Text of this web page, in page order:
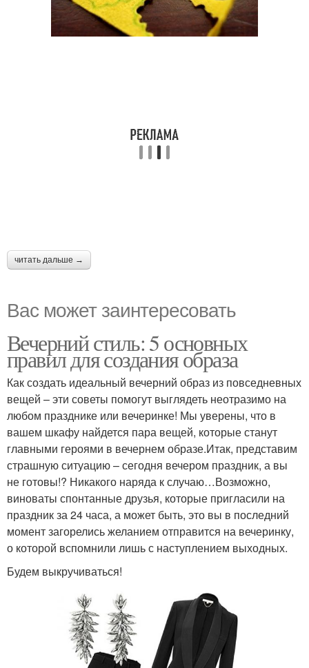
читать дальше →
Вас может заинтересовать
Вечерний стиль: 5 основных
правил для создания образа
Как создать идеальный вечерний образ из повседневных
вещей – эти советы помогут выглядеть неотразимо на
любом празднике или вечеринке! Мы уверены, что в
вашем шкафу найдется пара вещей, которые станут
главными героями в вечернем образе.Итак, представим
страшную ситуацию – сегодня вечером праздник, а вы
не готовы!? Никакого наряда к случаю…Возможно,
виноваты спонтанные друзья, которые пригласили на
праздник за 24 часа, а может быть, это вы в последний
момент загорелись желанием отправится на вечеринку,
о которой вспомнили лишь с наступлением выходных.
Будем выкручиваться!